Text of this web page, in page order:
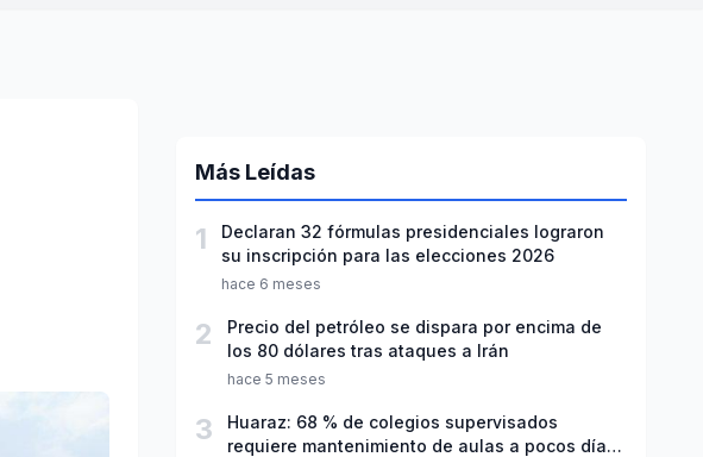
Más Leídas
1
Declaran 32 fórmulas presidenciales lograron
su inscripción para las elecciones 2026
hace 6 meses
2
Precio del petróleo se dispara por encima de
los 80 dólares tras ataques a Irán
hace 5 meses
3
Huaraz: 68 % de colegios supervisados
requiere mantenimiento de aulas a pocos días